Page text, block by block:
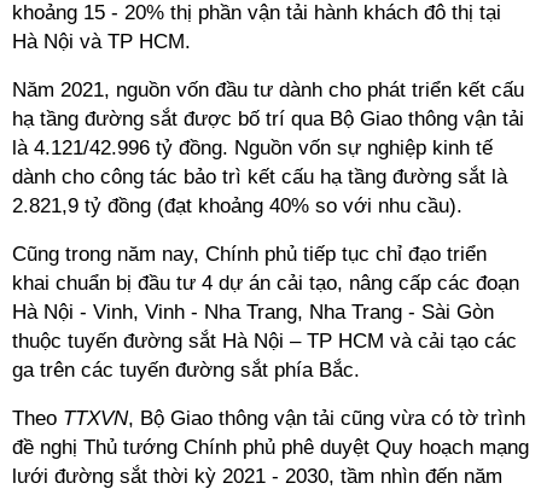
khoảng 15 - 20% thị phần vận tải hành khách đô thị tại
Hà Nội và TP HCM.
Năm 2021, nguồn vốn đầu tư dành cho phát triển kết cấu
hạ tầng đường sắt được bố trí qua Bộ Giao thông vận tải
là 4.121/42.996 tỷ đồng. Nguồn vốn sự nghiệp kinh tế
dành cho công tác bảo trì kết cấu hạ tầng đường sắt là
2.821,9 tỷ đồng (đạt khoảng 40% so với nhu cầu).
Cũng trong năm nay, Chính phủ tiếp tục chỉ đạo triển
khai chuẩn bị đầu tư 4 dự án cải tạo, nâng cấp các đoạn
Hà Nội - Vinh, Vinh - Nha Trang, Nha Trang - Sài Gòn
thuộc tuyến đường sắt Hà Nội – TP HCM và cải tạo các
ga trên các tuyến đường sắt phía Bắc.
Theo TTXVN, Bộ Giao thông vận tải cũng vừa có tờ trình
đề nghị Thủ tướng Chính phủ phê duyệt Quy hoạch mạng
lưới đường sắt thời kỳ 2021 - 2030, tầm nhìn đến năm